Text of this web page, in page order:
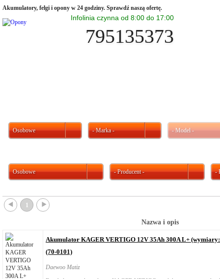
Akumulatory, felgi i opony w 24 godziny. Sprawdź naszą ofertę.
Infolinia czynna od 8:00 do 17:00
795135373
Osobowe - Marka - - Model -
Osobowe - Producent - -
{ 1 }
Nazwa i opis
Akumulator KAGER VERTIGO 12V 35Ah 300A L+ (wymiary:
(70-0101)
Daewoo Matiz